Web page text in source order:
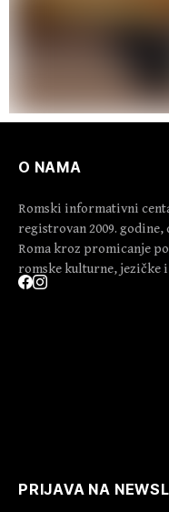
O NAMA
Romski informativni
registrovan 2009.
Roma kroz promicanje
romske kulturne, jezičke
PRIJAVA NA